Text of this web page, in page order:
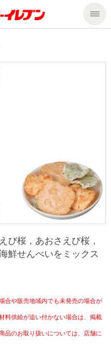
ド
重点課題
物件募集・購入
び桜，あおさえび桜，
鮮せんべいをミックス
合や販売地域内でも未発売の場合が
料供給が追い付かない場合は、掲載
品のお取り扱いについては、店舗に